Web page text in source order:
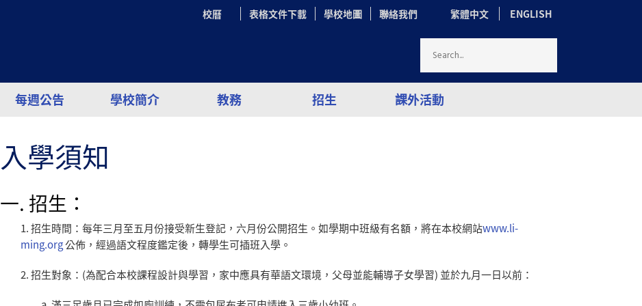
繁體中文 ENGLISH
校曆 表格文件下載 學校地圖 聯絡我們
每週公告 學校簡介 教務 招生 課外活動
入學須知
一. 招生：
1.招生時間：每年三月至五月份接受新生登記，六月份公開招生。如學期中班級有名額，將在本校網站www.li-
ming.org公佈，經過語文程度鑑定後，轉學生可插班入學。
2.招生對象： (為配合本校課程設計與學習，家中應具有華語文環境，父母並能輔導子女學習) 並於九月一日以前：